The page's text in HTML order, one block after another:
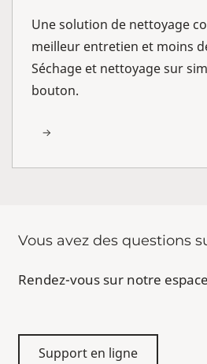
Une solution de nettoyage
meilleur entretien et moins
Séchage et nettoyage sur
bouton.
Vous avez des questions
Rendez-vous sur notre
Support en ligne